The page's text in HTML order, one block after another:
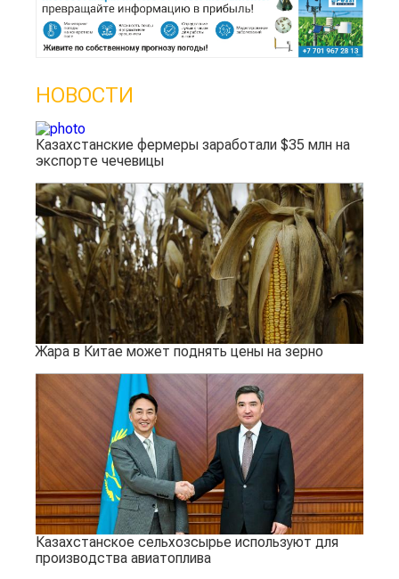
НОВОСТИ
Казахстанские фермеры заработали $35 млн на
экспорте чечевицы
Жара в Китае может поднять цены на зерно
Казахстанское сельхозсырье используют для
производства авиатоплива